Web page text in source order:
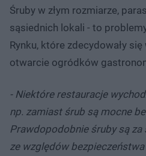
Śruby w złym rozmiarze,
sąsiednich lokali - to
Rynku, które zdecydowały
otwarcie ogródków
- Niektóre restauracje
np. zamiast śrub są mocne
Prawdopodobnie śruby są za
ze względów